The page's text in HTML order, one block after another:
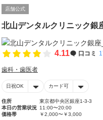
店舗公式
北山デンタルクリニック銀
4.11 口コミ
歯科・歯医者
日祝OK カード可
住所
東京都中央区銀座1-3-3
本日の営業状況 11:00〜20:00
価格帯
￥2,000〜￥3,000